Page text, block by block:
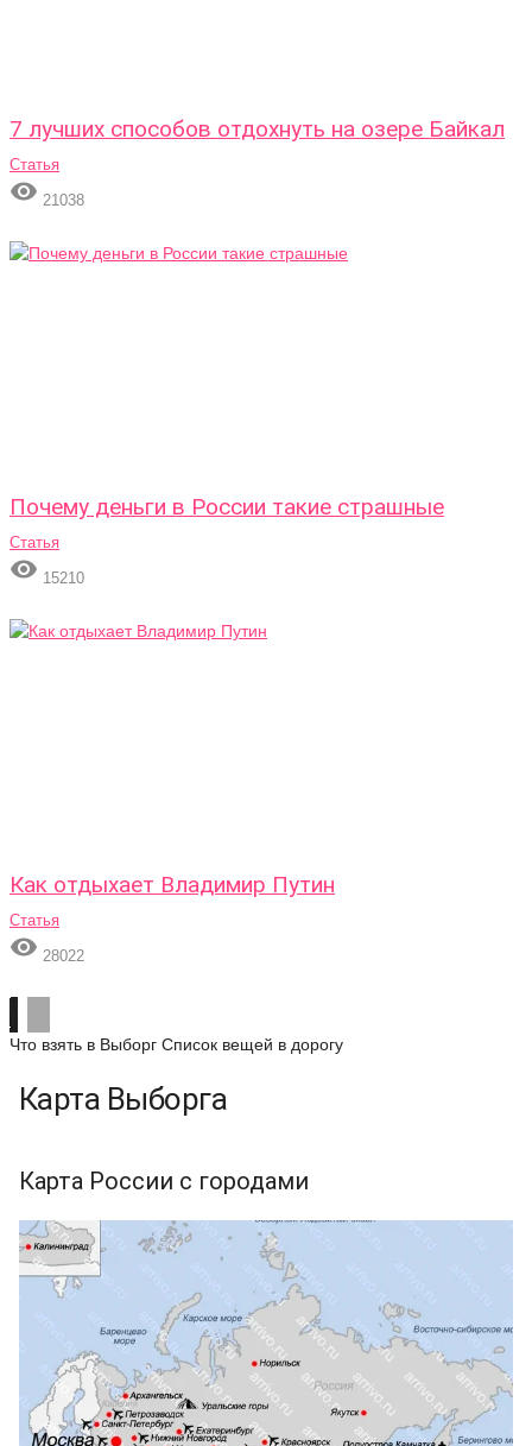
7 лучших способов отдохнуть на озере Байкал
Статья
 21038
Почему деньги в России такие страшные
Статья
 15210
Как отдыхает Владимир Путин
Статья
 28022
Что взять в Выборг Список вещей в дорогу
Карта Выборга
Карта России с городами